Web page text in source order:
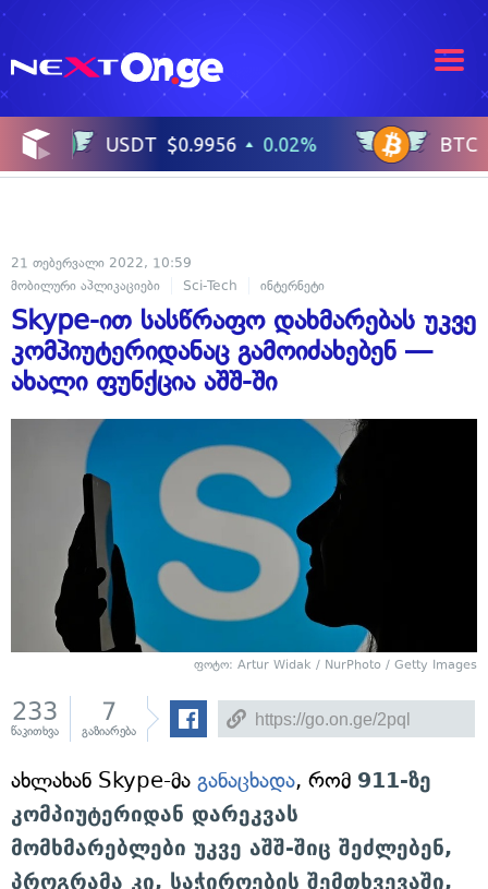
21 თებერვალი 2022, 10:59
მობილური აპლიკაციები
Sci-Tech ინტერნეტი
Skype-ით სასწრაფო დახმარებას უკვე
კომპიუტერიდანაც გამოიძახებენ —
ახალი ფუნქცია აშშ-ში
ფოტო: Artur Widak / NurPhoto / Getty Images
233
წაკითხვა
7
გაზიარება
ახლახან Skype-მა განაცხადა, რომ 911-ზე
კომპიუტერიდან დარეკვას
მომხმარებლები უკვე აშშ-შიც შეძლებენ,
პროგრამა კი, საჭიროების შემთხვევაში,